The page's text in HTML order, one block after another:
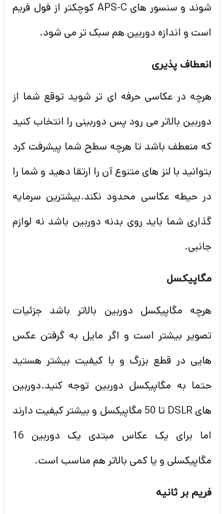
شوند و سنسور های APS-C کوچکتر از فول فریم
است و اندازه دوربین هم سبک تر می شود.
انعطاف پذیری
هرچه در عکاسی حرفه ای تر شوید توقع شما از
دوربین بالاتر می رود پس دوربینی را انتخاب کنید
که منعطف باشد تا هرچه سطح شما پیشرفت کرد
بتوانید با لنز های متنوع آن را ارتقا دهید و شما را
در حیطه عکاسی محدود نکند.بیشترین سرمایه
گذاری شما باید روی بدنه دوربین باشد نه لوازم
جانبی.
مگاپیکسل
هرچه مگاپیکسل دوربین بالاتر باشد جزئیات
تصویر بیشتر است و اگر مایل به گرفتن عکس
هایی در قطع بزرگ و با کیفیت بیشتر هستید
حتما به مگاپیکسل دوربین توجه کنید.دوربین
های DSLR تا 50 مگاپیکسل و بیشتر کیفیت دارند
اما برای یک عکاس مبتدی یک دوربین 16
مگاپیکسلی و یا کمی بالاتر هم مناسب است.
فریم بر ثانیه